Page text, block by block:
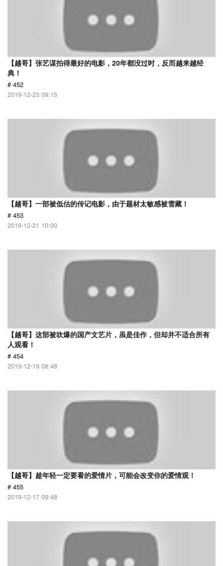
【越哥】张艺谋拍得最好的电影，20年都没过时，反而越来越经
典！
# 452
2019-12-23 09:15
【越哥】一部被低估的传记电影，由于题材太敏感被雪藏！
# 453
2019-12-21 10:00
【越哥】这部被吹爆的国产文艺片，虽是佳作，但却并不适合所有
人观看！
# 454
2019-12-19 08:48
【越哥】趁年轻一定要看的爱情片，可能会改变你的爱情观！
# 455
2019-12-17 09:48